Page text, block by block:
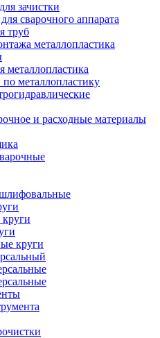
зачистки
сварочного аппарата
труб
металлопластика
металлопластику
и расходные материалы
круги